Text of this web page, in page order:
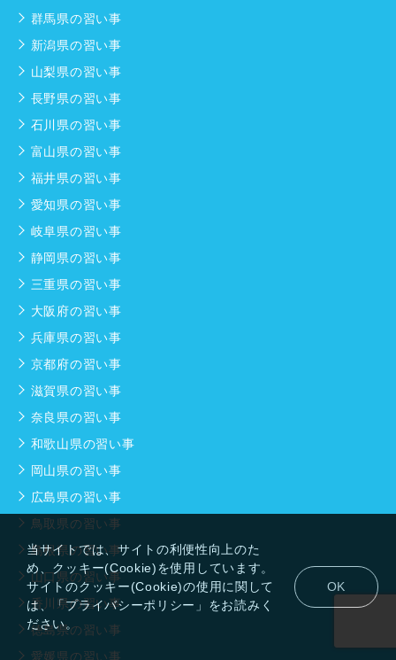
当サイトでは、サイトの利便性向上のた
め、クッキー(Cookie)を使用しています。
サイトのクッキー(Cookie)の使用に関して
は、「プライバシーポリシー」をお読みく
ださい。
OK
群馬県の習い事
新潟県の習い事
山梨県の習い事
長野県の習い事
石川県の習い事
富山県の習い事
福井県の習い事
愛知県の習い事
岐阜県の習い事
静岡県の習い事
三重県の習い事
大阪府の習い事
兵庫県の習い事
京都府の習い事
滋賀県の習い事
奈良県の習い事
和歌山県の習い事
岡山県の習い事
広島県の習い事
鳥取県の習い事
島根県の習い事
山口県の習い事
香川県の習い事
徳島県の習い事
愛媛県の習い事